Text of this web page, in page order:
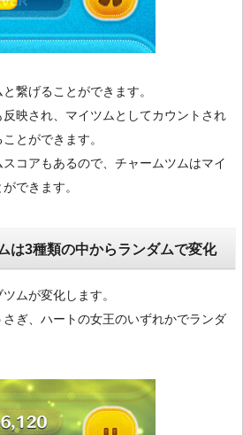
繋げることができます。
映され、マイツムとしてカウントされ
とができます。
コアもあるので、チャームツムはマイ
できます。
は3種類の中からランダムで変化
ムが変化します。
ぎ、ハートの女王のいずれかでランダ